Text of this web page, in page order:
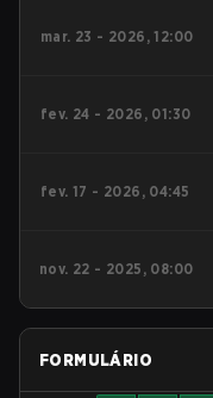
mar. 23 - 2026, 12:00
fev. 24 - 2026, 01:30
fev. 17 - 2026, 04:45
nov. 22 - 2025, 08:00
FORMULÁRIO